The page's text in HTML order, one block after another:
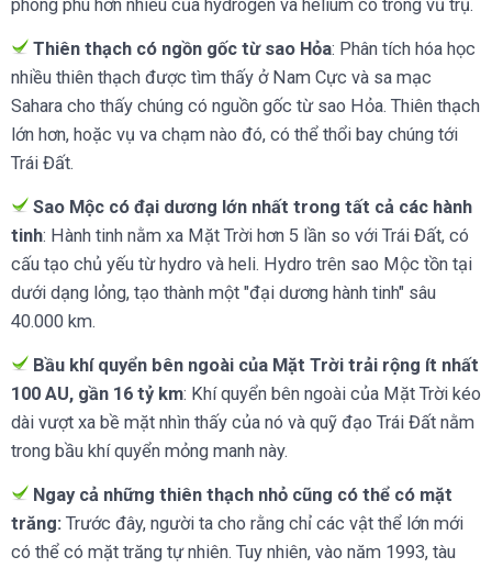
phong phú hơn nhiều của hydrogen và helium có trong vũ trụ.
Thiên thạch có ngồn gốc từ sao Hỏa: Phân tích hóa học
nhiều thiên thạch được tìm thấy ở Nam Cực và sa mạc
Sahara cho thấy chúng có nguồn gốc từ sao Hỏa. Thiên thạch
lớn hơn, hoặc vụ va chạm nào đó, có thể thổi bay chúng tới
Trái Đất.
Sao Mộc có đại dương lớn nhất trong tất cả các hành
tinh: Hành tinh nằm xa Mặt Trời hơn 5 lần so với Trái Đất, có
cấu tạo chủ yếu từ hydro và heli. Hydro trên sao Mộc tồn tại
dưới dạng lỏng, tạo thành một "đại dương hành tinh" sâu
40.000 km.
Bầu khí quyển bên ngoài của Mặt Trời trải rộng ít nhất
100 AU, gần 16 tỷ km: Khí quyển bên ngoài của Mặt Trời kéo
dài vượt xa bề mặt nhìn thấy của nó và quỹ đạo Trái Đất nằm
trong bầu khí quyển mỏng manh này.
Ngay cả những thiên thạch nhỏ cũng có thể có mặt
trăng: Trước đây, người ta cho rằng chỉ các vật thể lớn mới
có thể có mặt trăng tự nhiên. Tuy nhiên, vào năm 1993, tàu